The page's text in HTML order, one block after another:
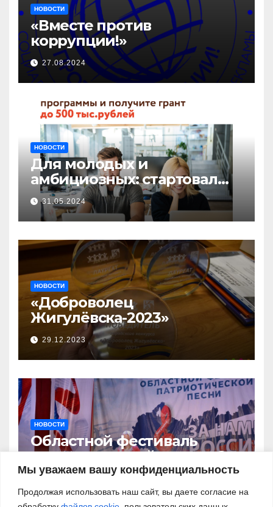
Мы уважаем вашу конфиденциальность
Продолжая использовать наш сайт, вы даете согласие на
НОВОСТИ
«Вместе против
коррупции!»
27.08.2024
НОВОСТИ
Для молодых и
амбициозных: стартовал
прием заявок на участие в
бизнес-акселераторе «Ты
предприниматель»
31.05.2024
НОВОСТИ
«Доброволец
Жигулёвска-2023»
29.12.2023
НОВОСТИ
Областной фестиваль
патриотической песни «За
нами – Россия!»